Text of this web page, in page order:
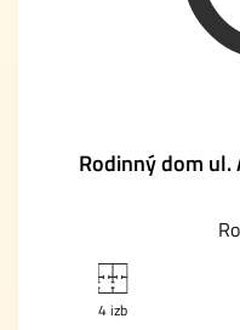
Rodinný dom ul.
4 izb